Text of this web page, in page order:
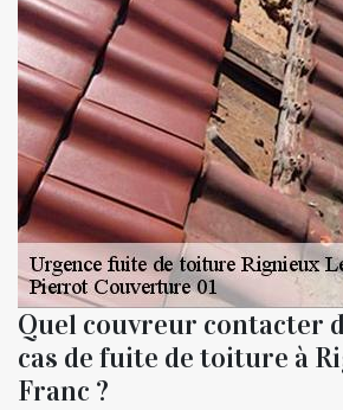
Quel couvreur contacter
cas de fuite de toiture à
Franc ?